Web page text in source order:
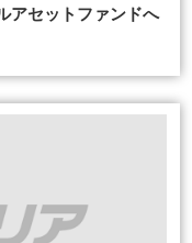
アセットファンドへ